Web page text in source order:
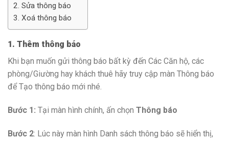
2. Sửa thông báo
3. Xoá thông báo
1. Thêm thông báo
Khi bạn muốn gửi thông báo bất kỳ đến Các Căn hộ, các
phòng/Giường hay khách thuê hãy truy cập màn Thông báo
để Tạo thông báo mới nhé.
Bước 1: Tại màn hình chính, ấn chọn Thông báo
Bước 2: Lúc này màn hình Danh sách thông báo sẽ hiển thị,